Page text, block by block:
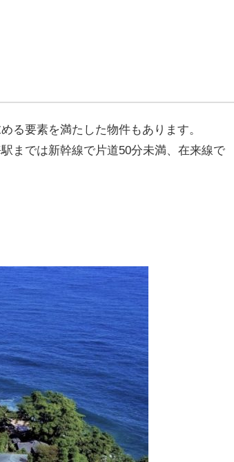
る要素を満たした物件もあります。
までは新幹線で片道50分未満、在来線で